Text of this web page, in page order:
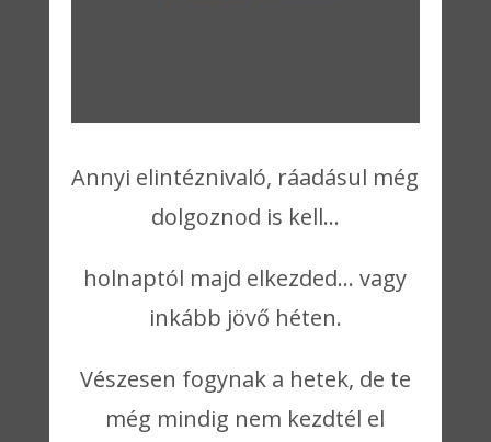
Annyi elintéznivaló, ráadásul még
dolgoznod is kell…
holnaptól majd elkezded… vagy
inkább jövő héten.
Vészesen fogynak a hetek, de te
még mindig nem kezdtél el